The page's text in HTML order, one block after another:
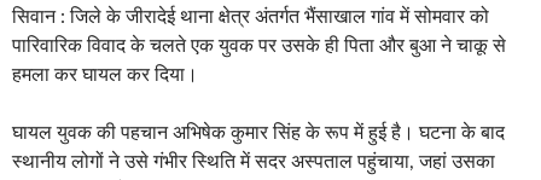
सिवान : जिले के जीरादेई थाना क्षेत्र अंतर्गत भैंसाखाल गांव में सोमवार को
पारिवारिक विवाद के चलते एक युवक पर उसके ही पिता और बुआ ने चाकू से
हमला कर घायल कर दिया।
घायल युवक की पहचान अभिषेक कुमार सिंह के रूप में हुई है। घटना के बाद
स्थानीय लोगों ने उसे गंभीर स्थिति में सदर अस्पताल पहुंचाया, जहां उसका